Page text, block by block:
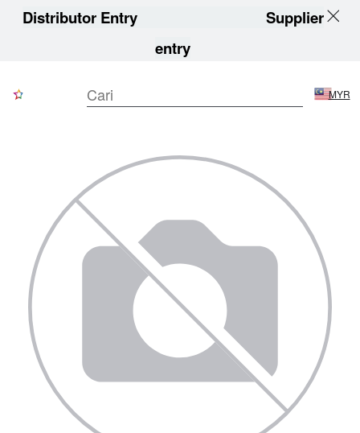
Distributor Entry
Supplier
entry
MYR